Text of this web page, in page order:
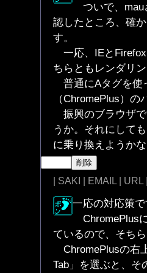
ついで、mau
認したところ、確
す。
一応、IEとFirefox
ちらともレンダリ
普通にAタグを使
（ChromePlus）
振興のブラウザで
うか。それにして
に乗り換えようか
| SAKI | EMAIL |
一応の対応策
ChromePlus
ているので、そち
ChromePlusの右
Tab」を選ぶと、